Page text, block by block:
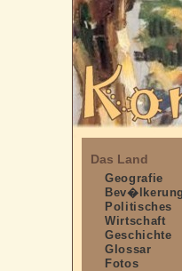
Das Land
Geografie
Bev�lkerung
Politisches
Wirtschaft
Geschichte
Glossar
Fotos